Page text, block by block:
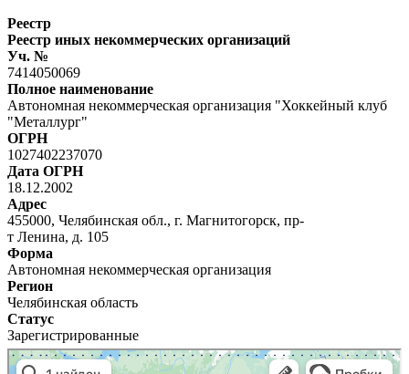
Реестр
Реестр иных некоммерческих организаций
Уч. №
7414050069
Полное наименование
Автономная некоммерческая организация "Хоккейный клуб
"Металлург"
ОГРН
1027402237070
Дата ОГРН
18.12.2002
Адрес
455000, Челябинская обл., г. Магнитогорск, пр-
т Ленина, д. 105
Форма
Автономная некоммерческая организация
Регион
Челябинская область
Статус
Зарегистрированные